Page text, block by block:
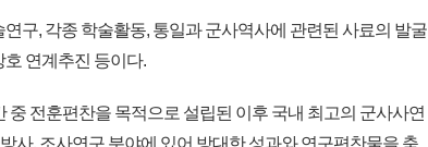
구, 각종 학술활동, 통일과 군사역사에 관련된 사료의 발굴
호 연계추진 등이다.
중 전훈편찬을 목적으로 설립된 이후 국내 최고의 군사사연
사, 조사연구 분야에 있어 방대한 성과와 연구편찬물을 축